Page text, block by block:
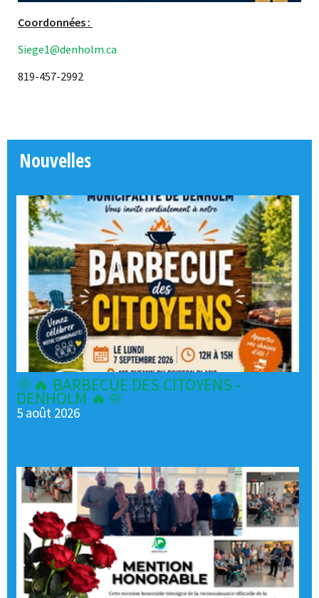
Coordonnées :
Siege1@denholm.ca
819-457-2992
Nouvelles
🌞🔥 BARBECUE DES CITOYENS -
DENHOLM 🔥🌞
5 août 2026